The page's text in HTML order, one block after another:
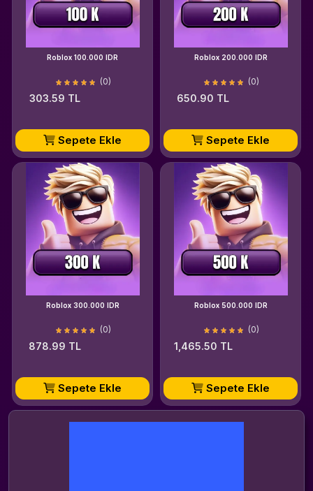
Roblox 100.000 IDR
(0)
303.59 TL
Sepete Ekle
Roblox 200.000 IDR
(0)
650.90 TL
Sepete Ekle
Roblox 300.000 IDR
(0)
878.99 TL
Sepete Ekle
Roblox 500.000 IDR
(0)
1,465.50 TL
Sepete Ekle